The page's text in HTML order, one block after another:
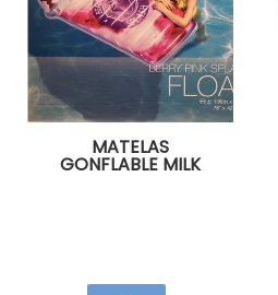
MATELAS
GONFLABLE MILK